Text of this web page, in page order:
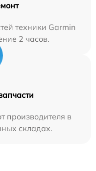
техники Garmin
2 часов.
производителя в
складах.